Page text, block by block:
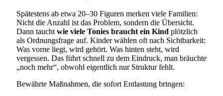
Spätestens ab etwa 20–30 Figuren merken viele Familien:
Nicht die Anzahl ist das Problem, sondern die Übersicht.
Dann tauchtwie viele Tonies braucht ein Kind plötzlich
als Ordnungsfrage auf. Kinder wählen oft nach Sichtbarkeit:
Was vorne liegt, wird gehört. Was hinten steht, wird
vergessen. Das führt schnell zu dem Eindruck, man bräuchte
„noch mehr“, obwohl eigentlich nur Struktur fehlt.
Bewährte Maßnahmen, die sofort Entlastung bringen: